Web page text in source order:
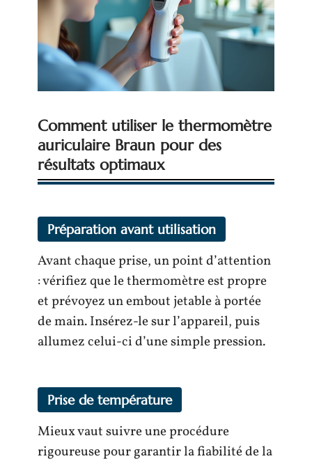
Comment utiliser le thermomètre
auriculaire Braun pour des
résultats optimaux
Préparation avant utilisation
Avant chaque prise, un point d’attention
: vérifiez que le thermomètre est propre
et prévoyez un embout jetable à portée
de main. Insérez-le sur l’appareil, puis
allumez celui-ci d’une simple pression.
Prise de température
Mieux vaut suivre une procédure
rigoureuse pour garantir la fiabilité de la